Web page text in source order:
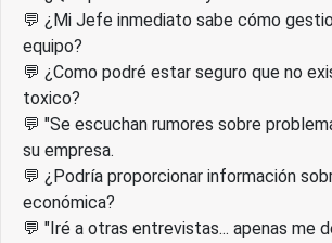
💬 ¿Mi Jefe inmediato sabe cómo
equipo?
💬 ¿Como podré estar seguro que no
toxico?
💬 "Se escuchan rumores sobre
su empresa.
💬 ¿Podría proporcionar información
económica?
💬 "Iré a otras entrevistas... apenas me